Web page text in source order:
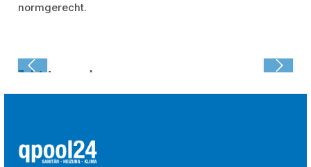
normgerecht.
Zuletzt angesehen: